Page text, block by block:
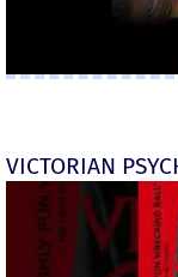
VICTORIAN